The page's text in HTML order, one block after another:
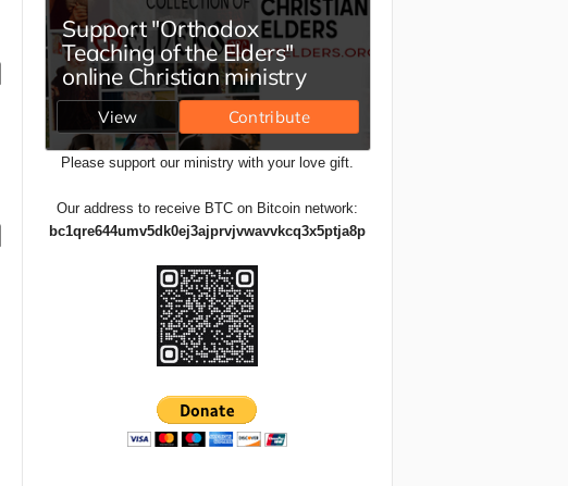
Please support our ministry with your love gift.
Our address to receive BTC on Bitcoin network:
bc1qre644umv5dk0ej3ajprvjvwavvkcq3x5ptja8p